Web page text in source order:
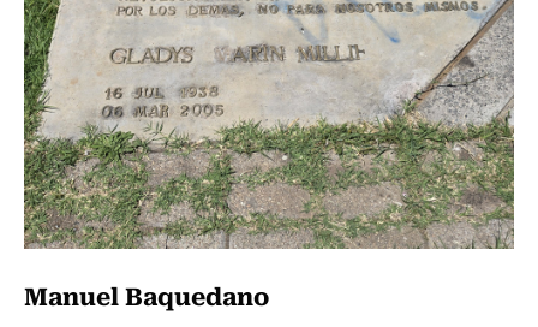
Manuel Baquedano